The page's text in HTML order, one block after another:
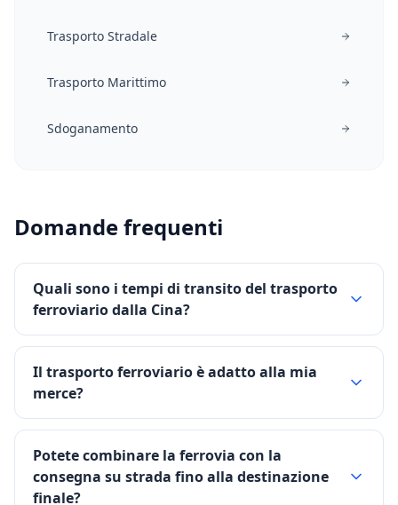
Trasporto Stradale
Trasporto Marittimo
Sdoganamento
Domande frequenti
Quali sono i tempi di transito del trasporto
ferroviario dalla Cina?
Il trasporto ferroviario è adatto alla mia
merce?
Potete combinare la ferrovia con la
consegna su strada fino alla destinazione
finale?